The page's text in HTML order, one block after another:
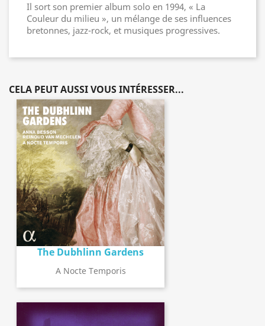
Il sort son premier album solo en 1994, « La
Couleur du milieu », un mélange de ses influences
bretonnes, jazz-rock, et musiques progressives.
CELA PEUT AUSSI VOUS INTÉRESSER...
The Dubhlinn Gardens
A Nocte Temporis